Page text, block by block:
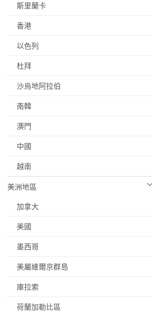
斯里蘭卡
香港
以色列
杜拜
沙烏地阿拉伯
南韓
澳門
中國
越南
美洲地區
加拿大
美國
墨西哥
美屬維爾京群島
庫拉索
荷蘭加勒比區